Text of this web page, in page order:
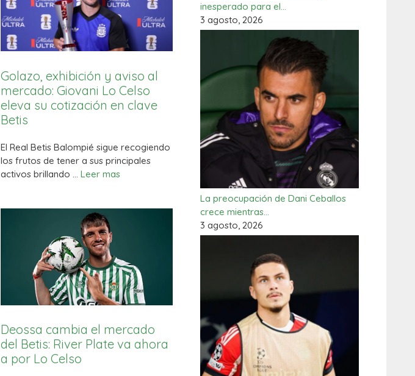
Golazo, exhibición y aviso al
mercado: Giovani Lo Celso
eleva su cotización en clave
Betis
El Real Betis Balompié sigue recogiendo
los frutos de tener a sus principales
activos brillando …Leer mas
Deossa cambia el mercado
del Betis: River Plate va ahora
a por Lo Celso
inesperado para el…
3 agosto, 2026
La preocupación de Dani Ceballos
crece mientras…
3 agosto, 2026